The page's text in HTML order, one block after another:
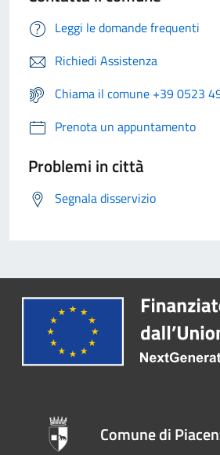
Leggi le domande frequenti
Richiedi Assistenza
Chiama il comune +39 0523
Prenota un appuntamento
Problemi in città
Segnala disservizio
Comune di